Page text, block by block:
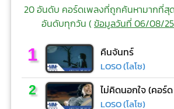
20 อันดับ คอร์ดเพลงที่ถูกค้นหามากที่สุ
อันดับทุกวัน (ข้อมูลวันที่ 06/08/
1 คืนจันทร์
LOSO (โลโซ)
2 ไม่คิดนอกใจ (คอร์
LOSO (โลโซ)